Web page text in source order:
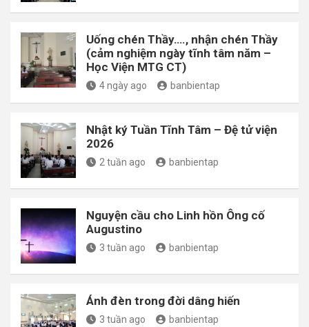
Uống chén Thầy…., nhận chén Thầy
(cảm nghiệm ngày tĩnh tâm năm –
Học Viện MTG CT)
4 ngày ago banbientap
Nhật ký Tuần Tĩnh Tâm – Đệ tử viện
2026
2 tuần ago banbientap
Nguyện cầu cho Linh hồn Ông cố
Augustino
3 tuần ago banbientap
Ánh đèn trong đời dâng hiến
3 tuần ago banbientap